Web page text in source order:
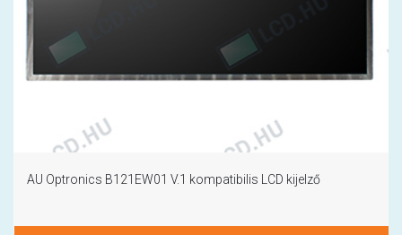
AU Optronics B121EW01 V.1 kompatibilis LCD kijelző